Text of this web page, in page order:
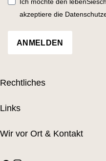
akzeptiere die
ANMELDEN
Rechtliches
Links
Wir vor Ort & Kontakt